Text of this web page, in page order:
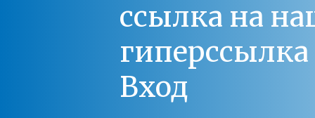
ссылка на
Вход